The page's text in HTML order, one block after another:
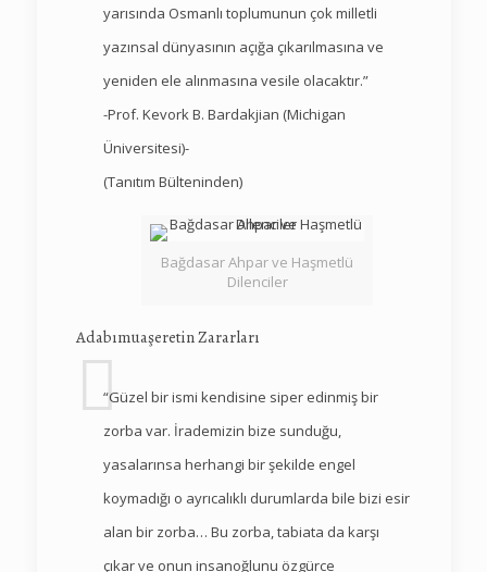
yarısında Osmanlı toplumunun çok milletli
yazınsal dünyasının açığa çıkarılmasına ve
yeniden ele alınmasına vesile olacaktır.”
-Prof. Kevork B. Bardakjian (Michigan
Üniversitesi)-
(Tanıtım Bülteninden)
Bağdasar Ahpar ve Haşmetlü
Dilenciler
Adabımuaşeretin Zararları
“Güzel bir ismi kendisine siper edinmiş bir
zorba var. İrademizin bize sunduğu,
yasalarınsa herhangi bir şekilde engel
koymadığı o ayrıcalıklı durumlarda bile bizi esir
alan bir zorba… Bu zorba, tabiata da karşı
çıkar ve onun insanoğlunu özgürce